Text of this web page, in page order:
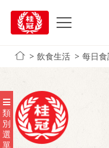
飲食生活 每日
類
別
選
單